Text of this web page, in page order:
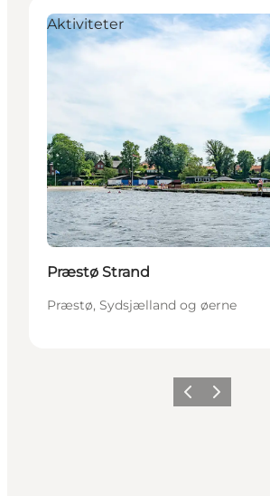
Aktiviteter
Præstø Strand
Præstø, Sydsjælland og øerne
ForrigeNæste